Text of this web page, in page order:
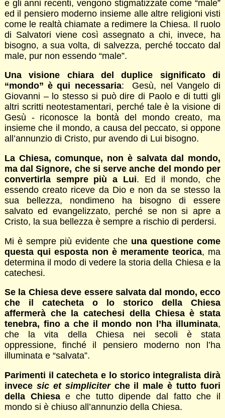
e gli anni recenti, vengono stigmatizzate come “male”
ed il pensiero moderno insieme alle altre religioni visti
come le realtà chiamate a redimere la Chiesa. Il ruolo
di Salvatori viene così assegnato a chi, invece, ha
bisogno, a sua volta, di salvezza, perché toccato dal
male, pur non essendo “male”.
Una visione chiara del duplice significato di
“mondo” è qui necessaria: Gesù, nel Vangelo di
Giovanni – lo stesso si può dire di Paolo e di tutti gli
altri scritti neotestamentari, perché tale è la visione di
Gesù - riconosce la bontà del mondo creato, ma
insieme che il mondo, a causa del peccato, si oppone
all’annunzio di Cristo, pur avendo di Lui bisogno.
La Chiesa, comunque, non è salvata dal mondo,
ma dal Signore, che si serve anche del mondo per
convertirla sempre più a Lui. Ed il mondo, che
essendo creato riceve da Dio e non da se stesso la
sua bellezza, nondimeno ha bisogno di essere
salvato ed evangelizzato, perché se non si apre a
Cristo, la sua bellezza è sempre a rischio di perdersi.
Mi è sempre più evidente che una questione come
questa qui esposta non è meramente teorica, ma
determina il modo di vedere la storia della Chiesa e la
catechesi.
Se la Chiesa deve essere salvata dal mondo, ecco
che il catecheta o lo storico della Chiesa
affermerà che la catechesi della Chiesa è stata
tenebra, fino a che il mondo non l’ha illuminata,
che la vita della Chiesa nei secoli è stata
oppressione, finché il pensiero moderno non l’ha
illuminata e “salvata”.
Parimenti il catecheta e lo storico integralista dirà
invece sic et simpliciterche il male è tutto fuori
della Chiesae che tutto dipende dal fatto che il
mondo si è chiuso all’annunzio della Chiesa.